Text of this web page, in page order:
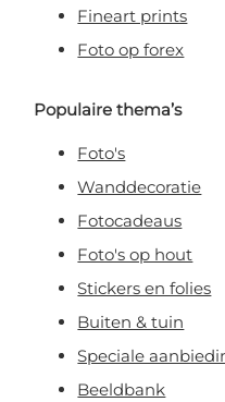
Fineart prints
Foto op forex
Populaire thema’s
Foto's
Wanddecoratie
Fotocadeaus
Foto's op hout
Stickers en folies
Buiten & tuin
Speciale
Beeldbank